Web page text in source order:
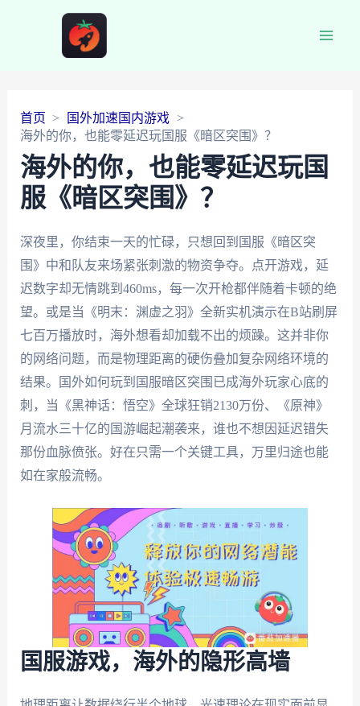
首页
国外加速国内游戏
海外的你，也能零延迟玩国服《暗区突围》？
海外的你，也能零延迟玩国
服《暗区突围》？
深夜里，你结束一天的忙碌，只想回到国服《暗区突
围》中和队友来场紧张刺激的物资争夺。点开游戏，延
迟数字却无情跳到460ms，每一次开枪都伴随着卡顿的绝
望。或是当《明末：渊虚之羽》全新实机演示在B站刷屏
七百万播放时，海外想看却加载不出的烦躁。这并非你
的网络问题，而是物理距离的硬伤叠加复杂网络环境的
结果。国外如何玩到国服暗区突围已成海外玩家心底的
刺，当《黑神话：悟空》全球狂销2130万份、《原神》
月流水三十亿的国游崛起潮袭来，谁也不想因延迟错失
那份血脉偾张。好在只需一个关键工具，万里归途也能
如在家般流畅。
国服游戏，海外的隐形高墙